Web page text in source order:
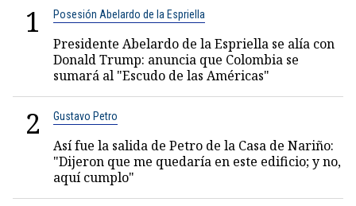
1 Posesión Abelardo de la Espriella
Presidente Abelardo de la Espriella se alía con
Donald Trump: anuncia que Colombia se
sumará al "Escudo de las Américas"
2 Gustavo Petro
Así fue la salida de Petro de la Casa de Nariño:
"Dijeron que me quedaría en este edificio; y no,
aquí cumplo"